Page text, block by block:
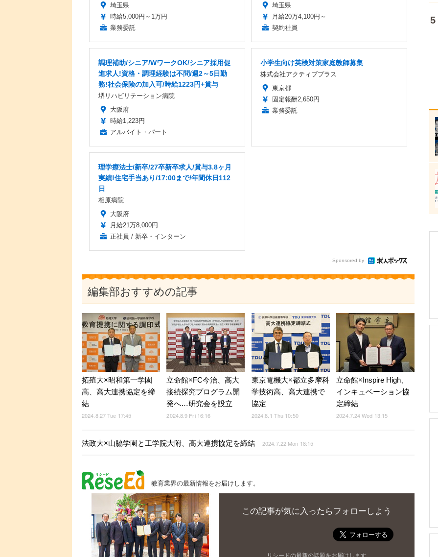
埼玉県
時給5,000円～1万円
業務委託
埼玉県
月給20万4,100円～
契約社員
調理補助/シニア/WワークOK/シニア採用促
進求人!資格・調理経験は不問/週2～5日勤
務!社会保険の加入可/時給1223円+賞与
堺リハビリテーション病院
大阪府
時給1,223円
アルバイト・パート
小学生向け英検対策家庭教師募集
株式会社アクティブプラス
東京都
固定報酬2,650円
業務委託
理学療法士/新卒/27卒新卒求人/賞与3.8ヶ月
実績!住宅手当あり/17:00まで/年間休日112
日
相原病院
大阪府
月給21万8,000円
正社員 / 新卒・インターン
Sponsored by
編集部おすすめの記事
拓殖大×昭和第一学園
高、高大連携協定を締
結
2024.8.27 Tue 17:45
立命館×FC今治、高大
接続探究プログラム開
発へ…研究会を設立
2024.8.9 Fri 16:16
東京電機大×都立多摩科
学技術高、高大連携で
協定
2024.8.1 Thu 10:50
立命館×Inspire High、
インキュベーション協
定締結
2024.7.24 Wed 13:15
法政大×山脇学園と工学院大附、高大連携協定を締結 2024.7.22 Mon 18:15
教育業界の最新情報をお届けします。
この記事が気に入ったらフォローしよう
リシードの最新の話題をお届けします